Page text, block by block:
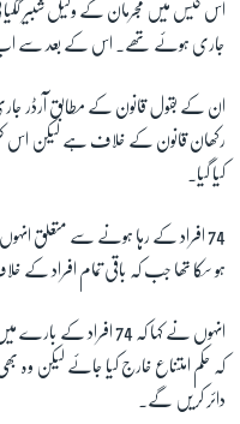
اس کیس میں مجرمان کے وکیل شبیر
جاری ہوئے تھے۔ اس کے بعد سے اب تک
ان کے بقول قانون کے مطابق آرڈر
رکھان قانون کے خلاف ہے لیکن اس کیس
کیا گیا۔
74 افراد کے رہا ہونے سے متعلق
ہو سکا تھا جب کہ باقی تمام افراد کے
انہوں نے کہا کہ 74 افراد کے بارے
کہ حکم امتناع خارج کیا جائے لیکن وہ
دائر کریں گے۔